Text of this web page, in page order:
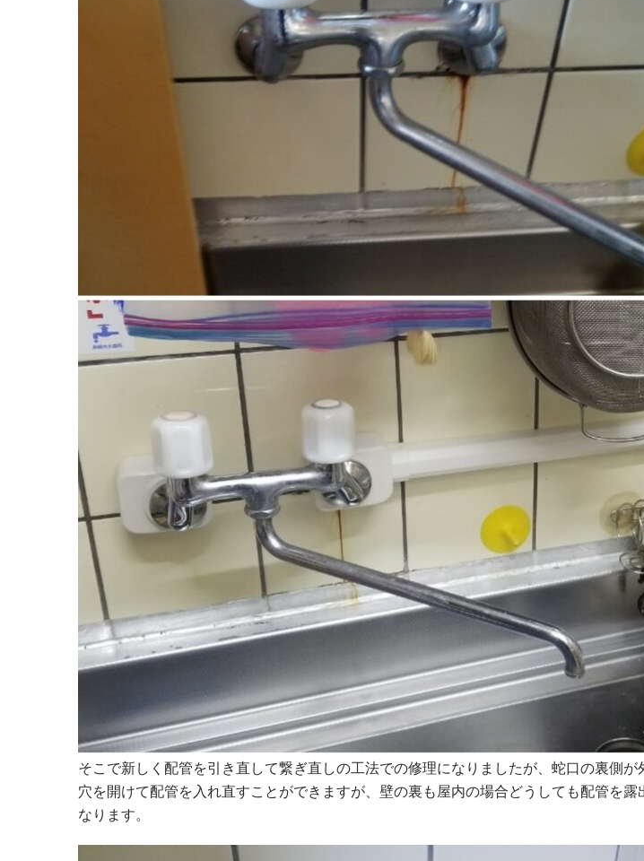
そこで新しく配管を引き直して繋ぎ直しの工法での修理になりましたが、蛇口の裏側が
穴を開けて配管を入れ直すことができますが、壁の裏も屋内の場合どうしても配管を露
なります。